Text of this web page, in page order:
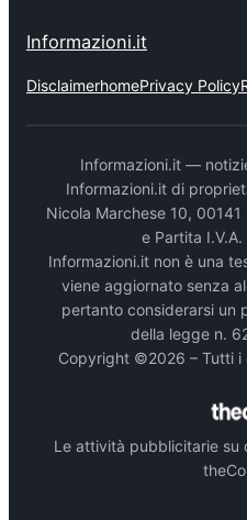
Informazioni.it
DisclaimerhomePrivacy Policy
Informazioni.it —
Informazioni.it di
Nicola Marchese 10, 00141
e Partita
Informazioni.it non è una
viene aggiornato senza
pertanto considerarsi un
della legge n.
Copyright ©2026 – Tutti i
Le attività pubblicitarie su